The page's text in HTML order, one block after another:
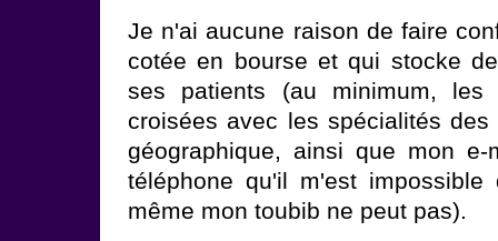
Je n'ai aucune raison de faire
cotée en bourse et qui stocke
ses patients (au minimum, les
croisées avec les spécialités
géographique, ainsi que mon
téléphone qu'il m'est
même mon toubib ne peut pas).